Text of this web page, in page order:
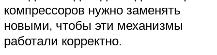
компрессоров нужно заменять
новыми, чтобы эти механизмы
работали корректно.